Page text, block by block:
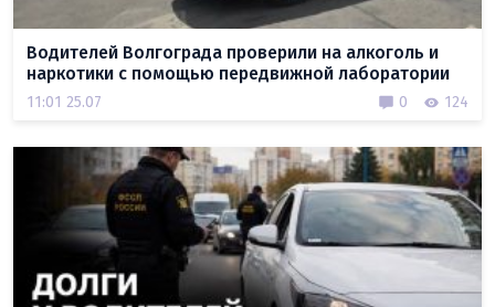
Водителей Волгограда проверили на алкоголь и
наркотики с помощью передвижной лаборатории
11:01 25.07 0 124